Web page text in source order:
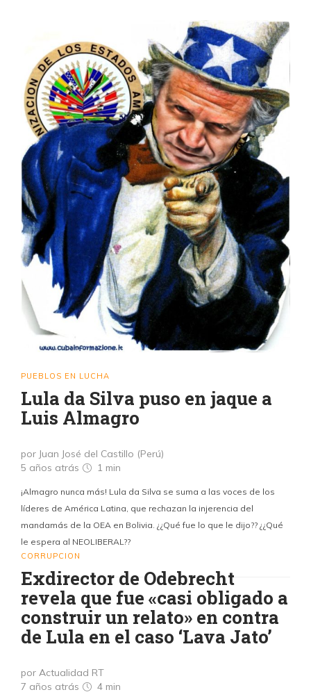
PUEBLOS EN LUCHA
Lula da Silva puso en jaque a
Luis Almagro
por Juan José del Castillo (Perú)
5 años atrás
1 min
¡Almagro nunca más! Lula da Silva se suma a las voces de los
líderes de América Latina, que rechazan la injerencia del
mandamás de la OEA en Bolivia. ¿¿Qué fue lo que le dijo?? ¿¿Qué
le espera al NEOLIBERAL??
CORRUPCION
Exdirector de Odebrecht
revela que fue «casi obligado a
construir un relato» en contra
de Lula en el caso ‘Lava Jato’
por Actualidad RT
7 años atrás
4 min